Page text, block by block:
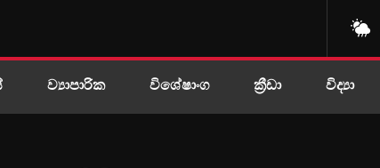
ව්‍යාපාරික විශේෂාංග ක්‍රීඩා විද්‍යා